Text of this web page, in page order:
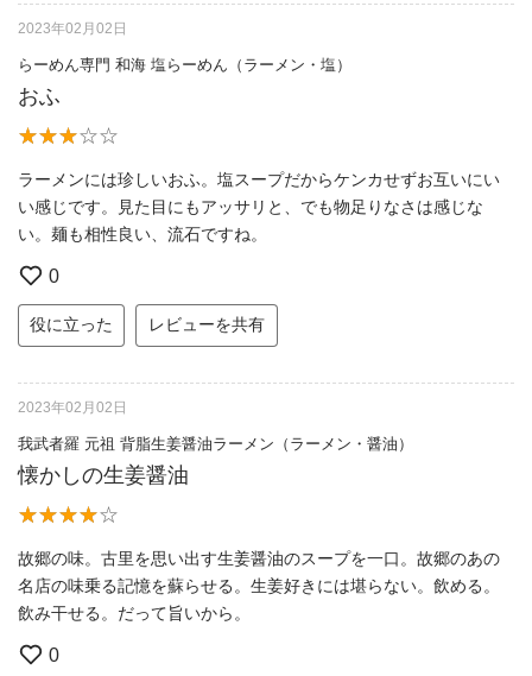
2023年02月02日
らーめん専門 和海 塩らーめん（ラーメン・塩）
おふ
ラーメンには珍しいおふ。塩スープだからケンカせずお互いにい
い感じです。見た目にもアッサリと、でも物足りなさは感じな
い。麺も相性良い、流石ですね。
0
役に立った レビューを共有
2023年02月02日
我武者羅 元祖 背脂生姜醤油ラーメン（ラーメン・醤油）
懐かしの生姜醤油
故郷の味。古里を思い出す生姜醤油のスープを一口。故郷のあの
名店の味乗る記憶を蘇らせる。生姜好きには堪らない。飲める。
飲み干せる。だって旨いから。
0